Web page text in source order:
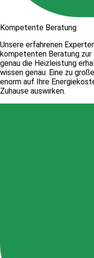
Kompetente Beratung
Unsere erfahrenen
kompetenten Beratung zur
genau die Heizleistung
wissen genau: Eine zu
enorm auf Ihre
Zuhause auswirken.